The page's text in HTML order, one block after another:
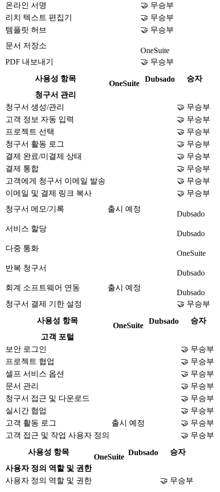
온라인 서명
🤝 무승부
리치 텍스트 편집기
🤝 무승부
템플릿 허브
🤝 무승부
문서 저장소
OneSuite
PDF 내보내기
🤝 무승부
사용성 항목
OneSuite
Dubsado
승자
청구서 관리
청구서 생성/관리
🤝 무승부
고객 정보 자동 입력
🤝 무승부
프로젝트 선택
🤝 무승부
청구서 활동 로그
🤝 무승부
결제 완료/미결제 상태
🤝 무승부
결제 통합
🤝 무승부
고객에게 청구서 이메일 발송
🤝 무승부
이메일 및 결제 링크 복사
🤝 무승부
청구서 메모/기록
출시 예정
Dubsado
서비스 할당
Dubsado
다중 통화
OneSuite
반복 청구서
Dubsado
회계 소프트웨어 연동
출시 예정
Dubsado
청구서 결제 기한 설정
🤝 무승부
사용성 항목
OneSuite
Dubsado
승자
고객 포털
보안 로그인
🤝 무승부
프로젝트 협업
🤝 무승부
셀프 서비스 옵션
🤝 무승부
문서 관리
🤝 무승부
청구서 접근 및 다운로드
🤝 무승부
실시간 협업
🤝 무승부
고객 활동 로그
출시 예정
🤝 무승부
고객 접근 및 작업 사용자 정의
🤝 무승부
사용성 항목
OneSuite
Dubsado
승자
사용자 정의 역할 및 권한
사용자 정의 역할 및 권한
🤝 무승부